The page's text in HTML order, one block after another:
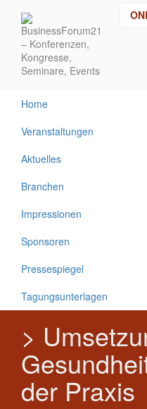
Inhalt
Home
Veranstaltungen
Aktuelles
Branchen
Impressionen
Sponsoren
Pressespiegel
Tagungsunterlagen
>
der Praxis